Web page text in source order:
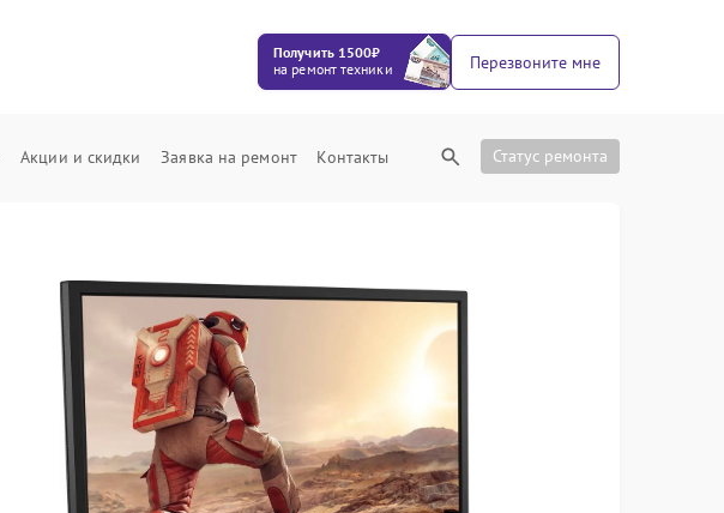
Получить 1500₽
на ремонт техники
Перезвоните мне
Акции и скидки Заявка на ремонт Контакты Статус ремонта